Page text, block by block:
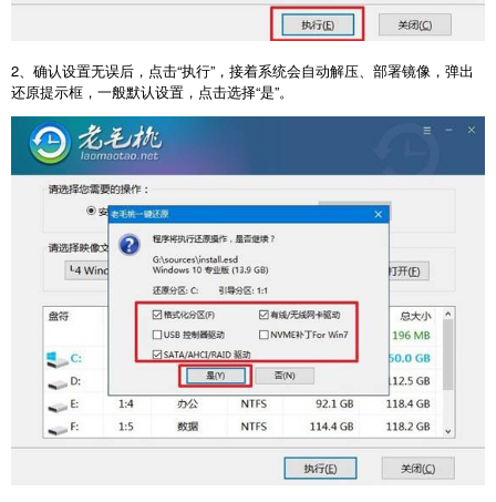
2、确认设置无误后，点击“执行”，接着系统会自动解压、部署镜像，弹出
还原提示框，一般默认设置，点击选择“是”。